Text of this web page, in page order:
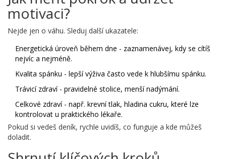
motivaci?
Nejde jen o váhu. Sleduj další ukazatele:
Energetická úroveň během dne - zaznamenávej, kdy se cítíš
nejvíc a nejméně.
Kvalita spánku - lepší výživa často vede k hlubšímu spánku.
Trávicí zdraví - pravidelné stolice, menší nadýmání.
Celkové zdraví - např. krevní tlak, hladina cukru, které lze
kontrolovat u praktického lékaře.
Pokud si vedeš deník, rychle uvidíš, co funguje a kde můžeš
doladit.